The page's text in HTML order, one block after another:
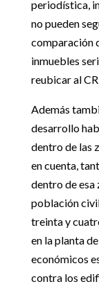
periodística,
no pueden
comparación
inmuebles
reubicar al
Además
desarrollo
dentro de las
en cuenta,
dentro de esa
población
treinta y
en la planta
económicos
contra los